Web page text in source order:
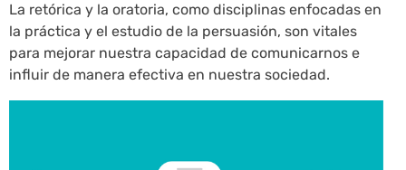
La retórica y la oratoria, como disciplinas enfocadas en
la práctica y el estudio de la persuasión, son vitales
para mejorar nuestra capacidad de comunicarnos e
influir de manera efectiva en nuestra sociedad.